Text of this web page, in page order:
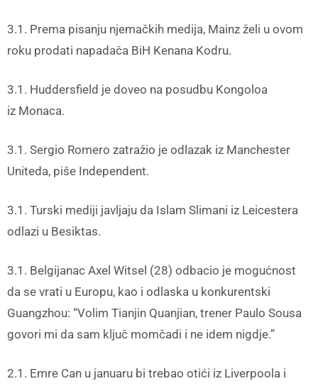
3.1. Prema pisanju njemačkih medija, Mainz želi u ovom
roku prodati napadača BiH Kenana Kodru.
3.1. Huddersfield je doveo na posudbu Kongoloa
iz Monaca.
3.1. Sergio Romero zatražio je odlazak iz Manchester
Uniteda, piše Independent.
3.1. Turski mediji javljaju da Islam Slimani iz Leicestera
odlazi u Besiktas.
3.1. Belgijanac Axel Witsel (28) odbacio je mogućnost
da se vrati u Europu, kao i odlaska u konkurentski
Guangzhou: “Volim Tianjin Quanjian, trener Paulo Sousa
govori mi da sam ključ momčadi i ne idem nigdje.”
2.1. Emre Can u januaru bi trebao otići iz Liverpoola i